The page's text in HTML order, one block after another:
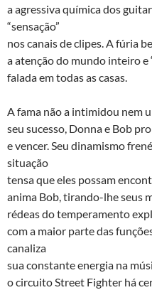
a agressiva química dos
“sensação”
nos canais de clipes. A fúria
a atenção do mundo inteiro e
falada em todas as casas.
A fama não a intimidou nem
seu sucesso, Donna e Bob
e vencer. Seu dinamismo
situação
tensa que eles possam
anima Bob, tirando-lhe seus
rédeas do temperamento
com a maior parte das
canaliza
sua constante energia na
o circuito Street Fighter há